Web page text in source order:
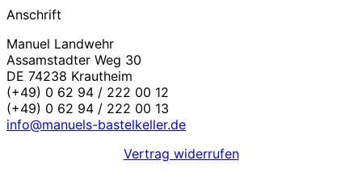
Anschrift
Manuel Landwehr
Assamstadter Weg 30
DE 74238 Krautheim
(+49) 0 62 94 / 222 00 12
(+49) 0 62 94 / 222 00 13
info@manuels-bastelkeller.de
Vertrag widerrufen